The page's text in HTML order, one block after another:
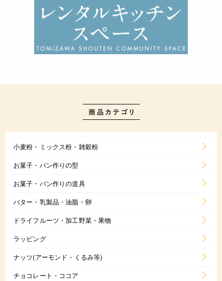
小麦粉・ミックス粉・雑穀粉
お菓子・パン作りの型
お菓子・パン作りの道具
バター・乳製品・油脂・卵
ドライフルーツ・加工野菜・果物
ラッピング
ナッツ(アーモンド・くるみ等)
チョコレート・ココア